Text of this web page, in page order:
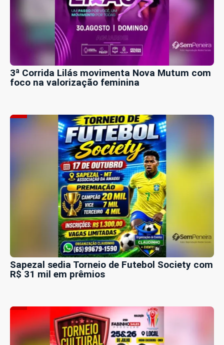
3ª Corrida Lilás movimenta Nova Mutum com
foco na valorização feminina
Sapezal sedia Torneio de Futebol Society com
R$ 31 mil em prêmios